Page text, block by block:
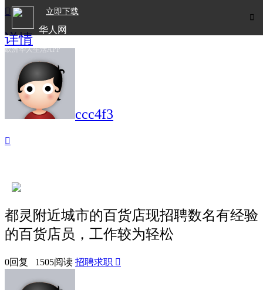

立即下载
华人网
欧洲华人生活APP

详情
ccc4f3

都灵附近城市的百货店现招聘数名有经验
的百货店员，工作较为轻松
0回复 1505阅读 招聘求职 